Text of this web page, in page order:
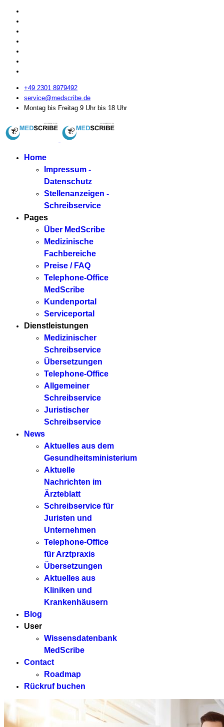
+49 2301 8979492
service@medscribe.de
Montag bis Freitag 9 Uhr bis 18 Uhr
Home
Impressum -
Datenschutz
Stellenanzeigen -
Schreibservice
Pages
Über MedScribe
Medizinische
Fachbereiche
Preise / FAQ
Telephone-Office
MedScribe
Kundenportal
Serviceportal
Dienstleistungen
Medizinischer
Schreibservice
Übersetzungen
Telephone-Office
Allgemeiner
Schreibservice
Juristischer
Schreibservice
News
Aktuelles aus dem
Gesundheitsministerium
Aktuelle
Nachrichten im
Ärzteblatt
Schreibservice für
Juristen und
Unternehmen
Telephone-Office
für Arztpraxis
Übersetzungen
Aktuelles aus
Kliniken und
Krankenhäusern
Blog
User
Wissensdatenbank
MedScribe
Contact
Roadmap
Rückruf buchen